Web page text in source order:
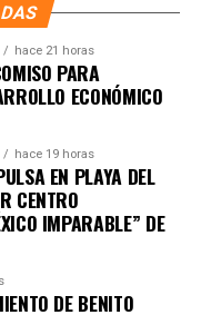
instante
de
noticias más
directamente
hace 21 horas
PARA
ECONÓMICO
hace 19 horas
EN PLAYA DEL
CENTRO
IMPARABLE” DE
DE BENITO